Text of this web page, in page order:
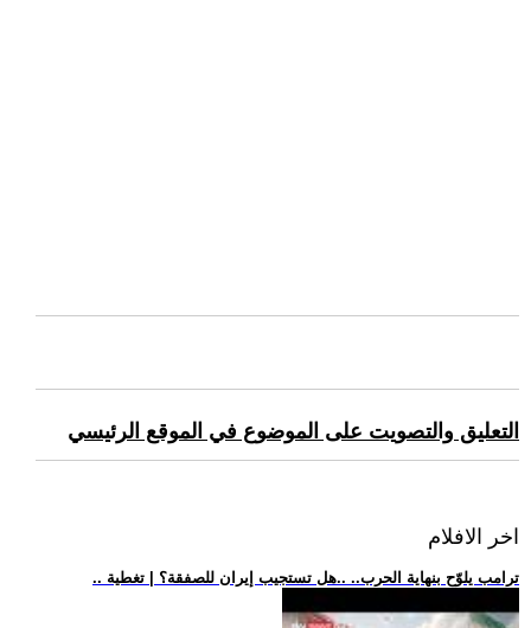
التعليق والتصويت على الموضوع في الموقع الرئيسي
اخر الافلام
.. ترامب يلوّح بنهاية الحرب.. ..هل تستجيب إيران للصفقة؟ | تغطية